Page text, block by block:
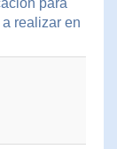
para
realizar en